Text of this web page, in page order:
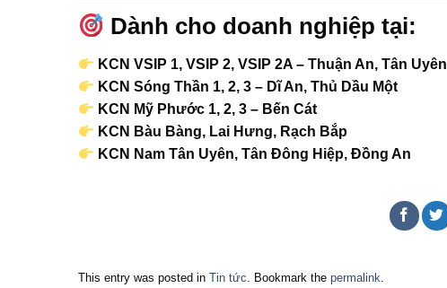
Dành cho doanh nghiệp tại:
KCN VSIP 1, VSIP 2, VSIP 2A – Thuận An, Tân Uyên
KCN Sóng Thần 1, 2, 3 – Dĩ An, Thủ Dầu Một
KCN Mỹ Phước 1, 2, 3 – Bến Cát
KCN Bàu Bàng, Lai Hưng, Rạch Bắp
KCN Nam Tân Uyên, Tân Đông Hiệp, Đồng An
This entry was posted in Tin tức. Bookmark the permalink.